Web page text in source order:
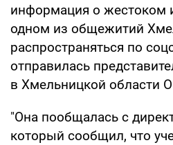
информация о жестоком
одном из общежитий
распространяться по
отправилась
в Хмельницкой области
"Она пообщалась с
который сообщил, что